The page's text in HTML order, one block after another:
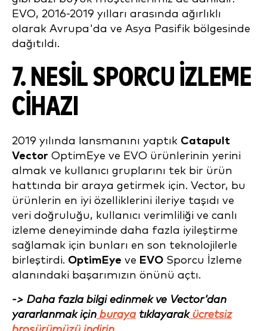
EVO, 2016-2019 yılları arasında ağırlıklı
olarak Avrupa'da ve Asya Pasifik bölgesinde
dağıtıldı.
7. NESIL SPORCU IZLEME
CIHAZI
2019 yılında lansmanını yaptık Catapult
Vector OptimEye ve EVO ürünlerinin yerini
almak ve kullanıcı gruplarını tek bir ürün
hattında bir araya getirmek için. Vector, bu
ürünlerin en iyi özelliklerini ileriye taşıdı ve
veri doğruluğu, kullanıcı verimliliği ve canlı
izleme deneyiminde daha fazla iyileştirme
sağlamak için bunları en son teknolojilerle
birleştirdi. OptimEye ve EVO Sporcu İzleme
alanındaki başarımızın önünü açtı.
-> Daha fazla bilgi edinmek ve Vector'dan
yararlanmak için burayatıklayarakücretsiz